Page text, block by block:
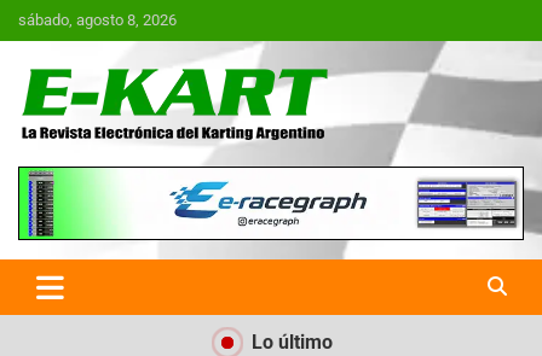
Saltar
al
sábado, agosto 8, 2026
E-Kart.com.ar | La Revista
Electrónica del Karting en
Argentina
Lo último